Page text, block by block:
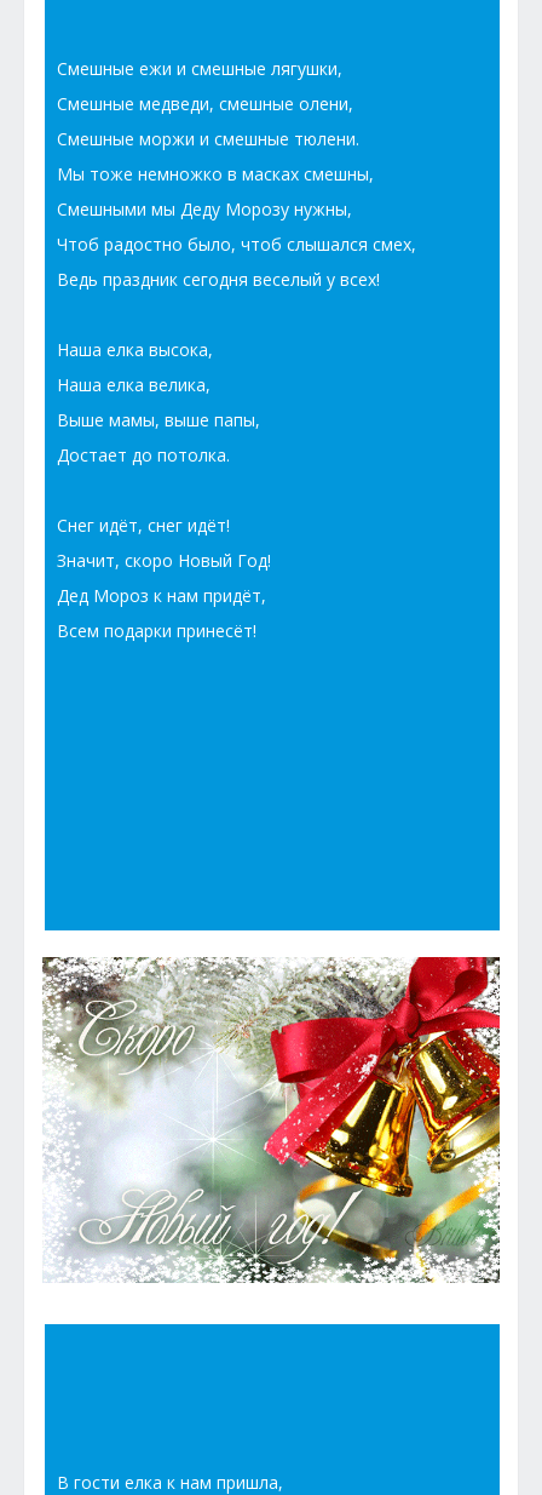
Смешные ежи и смешные лягушки,
Смешные медведи, смешные олени,
Смешные моржи и смешные тюлени.
Мы тоже немножко в масках смешны,
Смешными мы Деду Морозу нужны,
Чтоб радостно было, чтоб слышался смех,
Ведь праздник сегодня веселый у всех!
Наша елка высока,
Наша елка велика,
Выше мамы, выше папы,
Достает до потолка.
Снег идёт, снег идёт!
Значит, скоро Новый Год!
Дед Мороз к нам придёт,
Всем подарки принесёт!
В гости елка к нам пришла,